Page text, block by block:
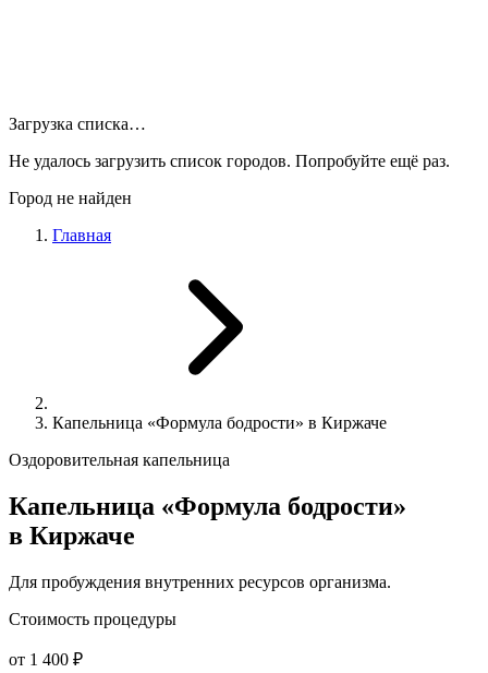
Загрузка списка…
Не удалось загрузить список городов. Попробуйте ещё раз.
Город не найден
Главная
Капельница «Формула бодрости» в Киржаче
Оздоровительная капельница
Капельница «Формула бодрости»
в Киржаче
Для пробуждения внутренних ресурсов организма.
Стоимость процедуры
от 1 400 ₽